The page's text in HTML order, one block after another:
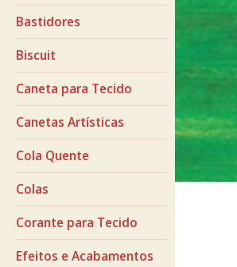
Bastidores
Biscuit
Caneta para Tecido
Canetas Artísticas
Cola Quente
Colas
Corante para Tecido
Efeitos e Acabamentos